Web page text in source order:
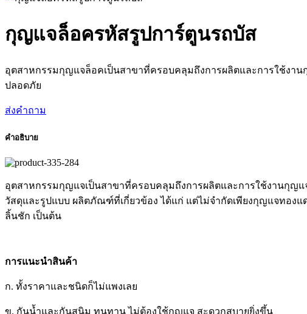
กุญแจล็อครหัสรูปการ์ตูนรถบัส
อุตสาหกรรมกุญแจล็อคเป็นสาขาที่ครอบคลุมถึงการผลิตและการใช้งา
ปลอดภัย
ส่งคำถาม
คำอธิบาย
อุตสาหกรรมกุญแจเป็นสาขาที่ครอบคลุมถึงการผลิตและการใช้งานกุญ
วัสดุและรูปแบบ ผลิตภัณฑ์ที่เกี่ยวข้อง ได้แก่ แต่ไม่จำกัดเพียงกุญแจทอ
ลิ้นชัก เป็นต้น
การแนะนำสินค้า
ก. ทั้งราคาและชนิดก็ไม่แพงเลย
ข. กันน้ำและกันสนิม ทนทาน ไม่ต้องใช้กุญแจ สะดวกสบายยิ่งขึ้น